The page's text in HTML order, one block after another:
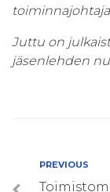
Juttu on
jäsenlehden
Artikkelien
Previous
PREVIOUS